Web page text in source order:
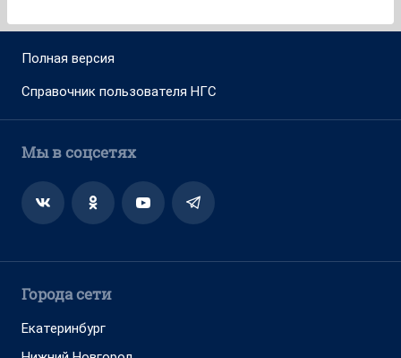
Полная версия
Справочник пользователя НГС
Мы в соцсетях
Города сети
Екатеринбург